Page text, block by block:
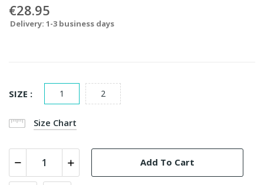
€28.95
Delivery: 1-3 business days
SIZE : 1 2
Size Chart
Add To Cart